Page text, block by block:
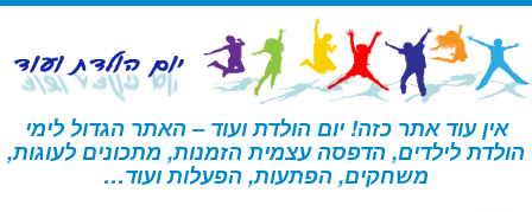
דלג
לתוכן
אין עוד אתר כזה! יום הולדת ועוד – האתר הגדול לימי
הולדת לילדים, הדפסה עצמית הזמנות, מתכונים לעוגות,
משחקים, הפתעות, הפעלות ועוד… דף הבית » דרכון